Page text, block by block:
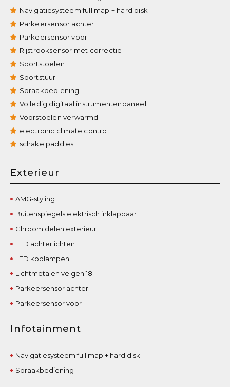
Navigatiesysteem full map + hard disk
Parkeersensor achter
Parkeersensor voor
Rijstrooksensor met correctie
Sportstoelen
Sportstuur
Spraakbediening
Volledig digitaal instrumentenpaneel
Voorstoelen verwarmd
electronic climate control
schakelpaddles
Exterieur
AMG-styling
Buitenspiegels elektrisch inklapbaar
Chroom delen exterieur
LED achterlichten
LED koplampen
Lichtmetalen velgen 18"
Parkeersensor achter
Parkeersensor voor
Infotainment
Navigatiesysteem full map + hard disk
Spraakbediening